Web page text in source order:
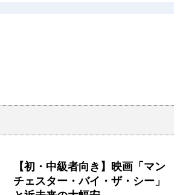
【初・中級者向き】映画「マン
チェスター・バイ・ザ・シー」